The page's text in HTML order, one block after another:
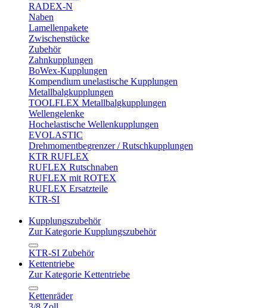
RADEX-N
Naben
Lamellenpakete
Zwischenstücke
Zubehör
Zahnkupplungen
BoWex-Kupplungen
Kompendium unelastische Kupplungen
Metallbalgkupplungen
TOOLFLEX Metallbalgkupplungen
Wellengelenke
Hochelastische Wellenkupplungen
EVOLASTIC
Drehmomentbegrenzer / Rutschkupplungen
KTR RUFLEX
RUFLEX Rutschnaben
RUFLEX mit ROTEX
RUFLEX Ersatzteile
KTR-SI
Kupplungszubehör
Zur Kategorie Kupplungszubehör
KTR-SI Zubehör
Kettentriebe
Zur Kategorie Kettentriebe
Kettenräder